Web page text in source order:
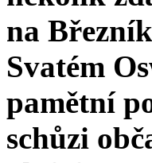
na
Svatém
pamětní
schůzi